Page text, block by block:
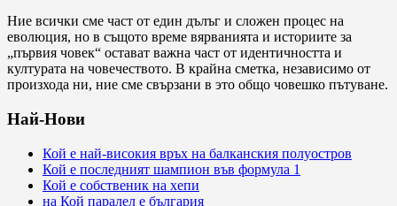
Ние всички сме част от един дълъг и сложен процес на
еволюция, но в същото време вярванията и историите за
„първия човек“ остават важна част от идентичността и
културата на човечеството. В крайна сметка, независимо от
произхода ни, ние сме свързани в это общо човешко пътуване.
Най-Нови
Кой е най-високия връх на балканския полуостров
Кой е последният шампион във формула 1
Кой е собственик на хепи
на Кой паралел е българия